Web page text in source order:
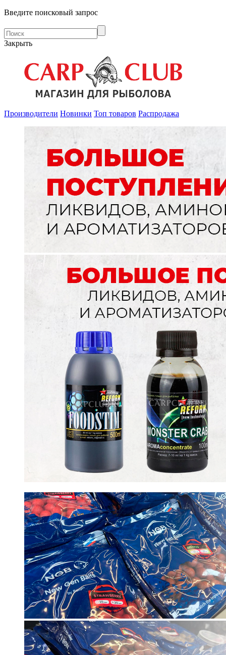
Введите поисковый запрос
Закрыть
Производители Новинки Топ товаров Распродажа